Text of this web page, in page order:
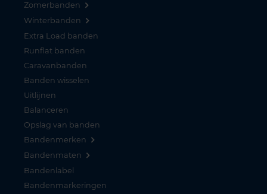
Zomerbanden
Winterbanden
Extra Load banden
Runflat banden
Caravanbanden
Banden wisselen
Uitlijnen
Balanceren
Opslag van banden
Bandenmerken
Bandenmaten
Bandenlabel
Bandenmarkeringen